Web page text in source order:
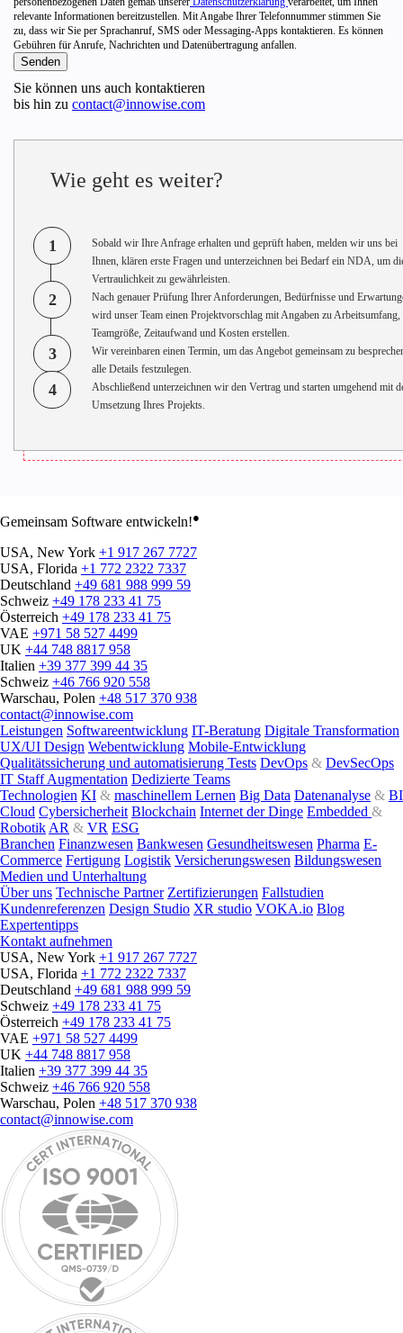
relevante Informationen bereitzustellen. Mit Angabe Ihrer Telefonnummer stimmen Sie
zu, dass wir Sie per Sprachanruf, SMS oder Messaging-Apps kontaktieren. Es können
Gebühren für Anrufe, Nachrichten und Datenübertragung anfallen.
Sie können uns auch kontaktieren
bis hin zu contact@innowise.com
Wie geht es weiter?
1
Sobald wir Ihre Anfrage erhalten und geprüft haben, melden wir uns bei
Ihnen, klären erste Fragen und unterzeichnen bei Bedarf ein NDA, um
Vertraulichkeit zu gewährleisten.
2
Nach genauer Prüfung Ihrer Anforderungen, Bedürfnisse und
wird unser Team einen Projektvorschlag mit Angaben zu Arbeitsumfang,
Teamgröße, Zeitaufwand und Kosten erstellen.
3
Wir vereinbaren einen Termin, um das Angebot gemeinsam zu
alle Details festzulegen.
4
Abschließend unterzeichnen wir den Vertrag und starten umgehend mit
Umsetzung Ihres Projekts.
Gemeinsam Software entwickeln!●
USA, New York +1 917 267 7727
USA, Florida +1 772 2322 7337
Deutschland +49 681 988 999 59
Schweiz +49 178 233 41 75
Österreich +49 178 233 41 75
VAE +971 58 527 4499
UK +44 748 8817 958
Italien +39 377 399 44 35
Schweiz +46 766 920 558
Warschau, Polen +48 517 370 938
contact@innowise.com
Leistungen Softwareentwicklung IT-Beratung Digitale Transformation
UX/UI Design Webentwicklung Mobile-Entwicklung
Qualitätssicherung und automatisierung Tests DevOps & DevSecOps
IT Staff Augmentation Dedizierte Teams
Technologien KI & maschinellem Lernen Big Data Datenanalyse & BI
Cloud Cybersicherheit Blockchain Internet der Dinge Embedded &
Robotik AR & VR ESG
Branchen Finanzwesen Bankwesen Gesundheitswesen Pharma E-
Commerce Fertigung Logistik Versicherungswesen Bildungswesen
Medien und Unterhaltung
Über uns Technische Partner Zertifizierungen Fallstudien
Kundenreferenzen Design Studio XR studio VOKA.io Blog
Expertentipps
Kontakt aufnehmen
USA, New York +1 917 267 7727
USA, Florida +1 772 2322 7337
Deutschland +49 681 988 999 59
Schweiz +49 178 233 41 75
Österreich +49 178 233 41 75
VAE +971 58 527 4499
UK +44 748 8817 958
Italien +39 377 399 44 35
Schweiz +46 766 920 558
Warschau, Polen +48 517 370 938
contact@innowise.com